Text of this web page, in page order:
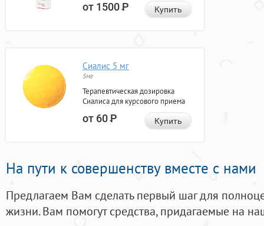
от 1500Р Купить
Сиалис 5 мг
5мг
Терапевтическая дозировка
Сиалиса для курсового приема
от 60Р Купить
На пути к совершенству вместе с нами
Предлагаем Вам сделать первый шаг для
жизни. Вам помогут средства, придагаемые на